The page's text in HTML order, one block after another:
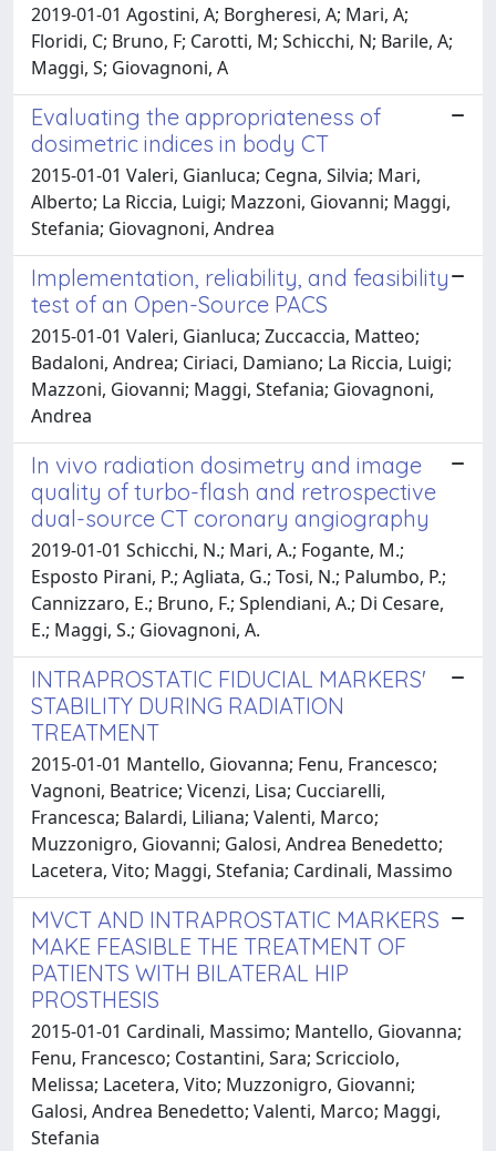
2019-01-01 Agostini, A; Borgheresi, A; Mari, A;
Floridi, C; Bruno, F; Carotti, M; Schicchi, N; Barile, A;
Maggi, S; Giovagnoni, A
Evaluating the appropriateness of
dosimetric indices in body CT
2015-01-01 Valeri, Gianluca; Cegna, Silvia; Mari,
Alberto; La Riccia, Luigi; Mazzoni, Giovanni; Maggi,
Stefania; Giovagnoni, Andrea
Implementation, reliability, and feasibility
test of an Open-Source PACS
2015-01-01 Valeri, Gianluca; Zuccaccia, Matteo;
Badaloni, Andrea; Ciriaci, Damiano; La Riccia, Luigi;
Mazzoni, Giovanni; Maggi, Stefania; Giovagnoni,
Andrea
In vivo radiation dosimetry and image
quality of turbo-flash and retrospective
dual-source CT coronary angiography
2019-01-01 Schicchi, N.; Mari, A.; Fogante, M.;
Esposto Pirani, P.; Agliata, G.; Tosi, N.; Palumbo, P.;
Cannizzaro, E.; Bruno, F.; Splendiani, A.; Di Cesare,
E.; Maggi, S.; Giovagnoni, A.
INTRAPROSTATIC FIDUCIAL MARKERS'
STABILITY DURING RADIATION
TREATMENT
2015-01-01 Mantello, Giovanna; Fenu, Francesco;
Vagnoni, Beatrice; Vicenzi, Lisa; Cucciarelli,
Francesca; Balardi, Liliana; Valenti, Marco;
Muzzonigro, Giovanni; Galosi, Andrea Benedetto;
Lacetera, Vito; Maggi, Stefania; Cardinali, Massimo
MVCT AND INTRAPROSTATIC MARKERS
MAKE FEASIBLE THE TREATMENT OF
PATIENTS WITH BILATERAL HIP
PROSTHESIS
2015-01-01 Cardinali, Massimo; Mantello, Giovanna;
Fenu, Francesco; Costantini, Sara; Scricciolo,
Melissa; Lacetera, Vito; Muzzonigro, Giovanni;
Galosi, Andrea Benedetto; Valenti, Marco; Maggi,
Stefania